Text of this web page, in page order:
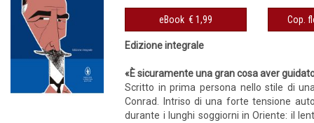
eBook € 1,99 Cop.
Edizione integrale
«È sicuramente una gran cosa aver
Scritto in prima persona nello stile di
Conrad. Intriso di una forte tensione
durante i lunghi soggiorni in Oriente: il